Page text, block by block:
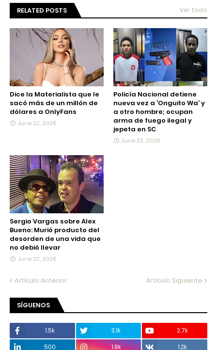
RELATED POSTS Ver todo
Dice la Materialista que le
sacó más de un millón de
dólares a OnlyFans
June 22, 2026
Policía Nacional detiene
nueva vez a ‘Onguito Wa’ y
a otro hombre; ocupan
arma de fuego ilegal y
jepeta en SC
June 22, 2026
Sergio Vargas sobre Alex
Bueno: Murió producto del
desorden de una vida que
no debió llevar
June 22, 2026
Artículo Anterior Artículo Siguiente
SÍGUENOS
1.5k 3.1k
2.7k
500
1.8k 1.2k